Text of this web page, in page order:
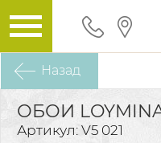
Назад
ОБОИ LOYMINA
Артикул: V5 021